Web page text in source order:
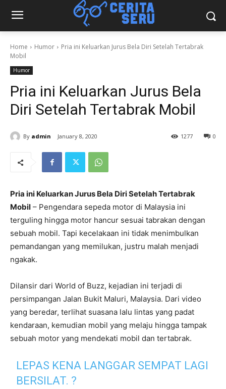
Home Humor
Pria ini Keluarkan Jurus Bela Diri Setelah Tertabrak
Mobil
Humor
Pria ini Keluarkan Jurus Bela
Diri Setelah Tertabrak Mobil
By admin January 8, 2020 0
1277
Pria ini Keluarkan Jurus Bela Diri Setelah Tertabrak
Mobil – Pengendara sepeda motor di Malaysia ini
terguling hingga motor hancur sesuai tabrakan dengan
sebuah mobil. Tapi kecelakaan ini tidak menimbulkan
pemandangan yang memilukan, justru malah menjadi
ngakak.
Dilansir dari World of Buzz, kejadian ini terjadi di
persimpangan Jalan Bukit Maluri, Malaysia. Dari video
yang beredar, terlihat suasana lalu lintas yang padat
kendaraan, kemudian mobil yang melaju hingga tampak
sebuah motor yang mendekati mobil dan tertabrak.
LEPAS KENA LANGGAR SEMPAT LAGI
BERSILAT. ?